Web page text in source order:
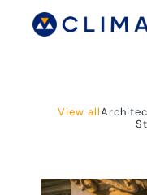
View all